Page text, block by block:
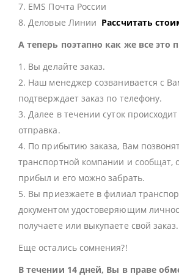
7. EMS Почта России
8. Деловые Линии Рассчитать
А теперь поэтапно как же все это
1. Вы делайте заказ.
2. Наш менеджер созванивается с
подтверждает заказ по телефону.
3. Далее в течении суток
отправка.
4. По прибытию заказа, Вам
транспортной компании и сообщат,
прибыл и его можно забрать.
5. Вы приезжаете в филиал
документом удостоверяющим
получаете или выкупаете свой заказ.
Еще остались сомнения?!
В течении 14 дней, Вы в праве